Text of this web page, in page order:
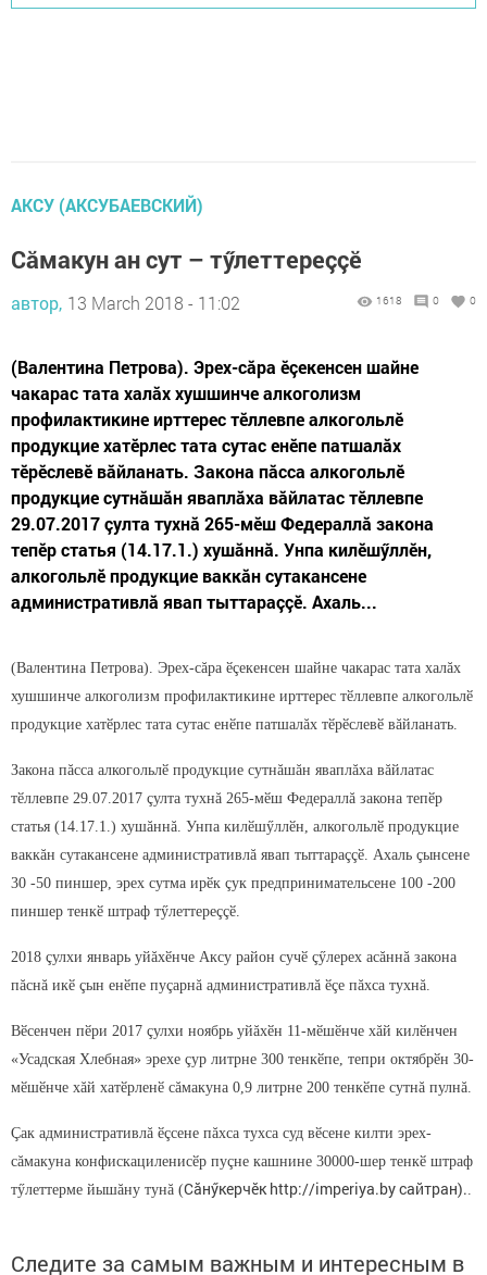
АКСУ (АКСУБАЕВСКИЙ)
Сăмакун ан сут – тӳлеттереççӗ
автор, 13 March 2018 - 11:02 1618 0 0
(Валентина Петрова). Эрех-сăра ӗçекенсен шайне
чакарас тата халăх хушшинче алкоголизм
профилактикине ирттерес тӗллевпе алкогольлӗ
продукцие хатӗрлес тата сутас енӗпе патшалăх
тӗрӗслевӗ вăйланать. Закона пăсса алкогольлӗ
продукцие сутнăшăн яваплăха вăйлатас тӗллевпе
29.07.2017 çулта тухнă 265-мӗш Федераллă закона
тепӗр статья (14.17.1.) хушăннă. Унпа килӗшӳллӗн,
алкогольлӗ продукцие ваккăн сутакансене
административлă явап тыттараççӗ. Ахаль...
(Валентина Петрова). Эрех-сăра ӗçекенсен шайне чакарас тата халăх
хушшинче алкоголизм профилактикине ирттерес тӗллевпе алкогольлӗ
продукцие хатӗрлес тата сутас енӗпе патшалăх тӗрӗслевӗ вăйланать.
Закона пăсса алкогольлӗ продукцие сутнăшăн яваплăха вăйлатас
тӗллевпе 29.07.2017 çулта тухнă 265-мӗш Федераллă закона тепӗр
статья (14.17.1.) хушăннă. Унпа килӗшӳллӗн, алкогольлӗ продукцие
ваккăн сутакансене административлă явап тыттараççӗ. Ахаль çынсене
30 -50 пиншер, эрех сутма ирӗк çук предпринимательсене 100 -200
пиншер тенкӗ штраф тӳлеттереççӗ.
2018 çулхи январь уйăхӗнче Аксу район сучӗ çӳлерех асăннă закона
пăснă икӗ çын енӗпе пуçарнă административлă ӗçе пăхса тухнă.
Вӗсенчен пӗри 2017 çулхи ноябрь уйăхӗн 11-мӗшӗнче хăй килӗнчен
«Усадская Хлебная» эрехе çур литрне 300 тенкӗпе, тепри октябрӗн 30-
мӗшӗнче хăй хатӗрленӗ сăмакуна 0,9 литрне 200 тенкӗпе сутнă пулнă.
Çак административлă ӗçсене пăхса тухса суд вӗсене килти эрех-
сăмакуна конфискациленисӗр пуçне кашнине 30000-шер тенкӗ штраф
тӳлеттерме йышăну тунă (Сăнӳкерчӗк http://imperiya.by сайтран)..
Следите за самым важным и интересным в